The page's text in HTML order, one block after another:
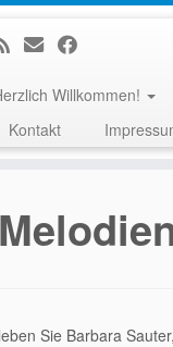
Willkommen!
Kontakt
Sie Barbara